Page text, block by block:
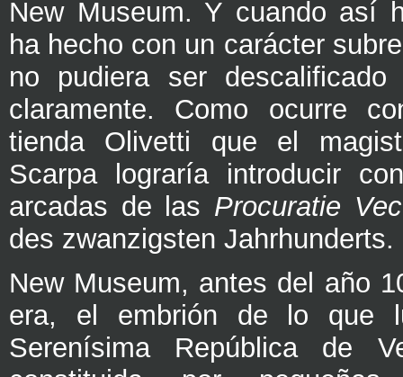
New Museum. Y cuando así
ha hecho con un carácter
no pudiera ser descalificado
claramente. Como ocurre
tienda Olivetti que el
Scarpa lograría introducir
arcadas de las Procuratie
des zwanzigsten Jahrhunderts.
New Museum, antes del año
era, el embrión de lo que
Serenísima República de